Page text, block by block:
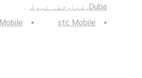
Duba, ضبا, خطہ تبوک
۔
stc Mobile